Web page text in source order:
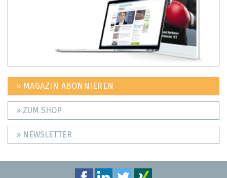
» MAGAZIN ABONNIEREN
» ZUM SHOP
» NEWSLETTER